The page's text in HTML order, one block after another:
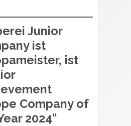
Junior
ist
ist
Company of
2024“